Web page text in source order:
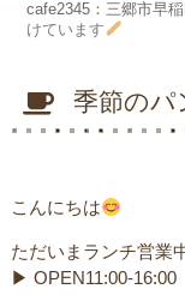
cafe2345：三郷市早
けています
季節のパ
こんにちは
ただいまランチ営業
▶︎ OPEN11:00-16:00